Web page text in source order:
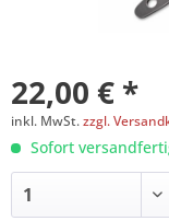
22,00 € *
inkl. MwSt.zzgl.
Sofort